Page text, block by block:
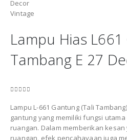
Lampu Hias
Tambang E 27
Lampu L-661 Gantung (Tali
gantung yang memiliki fungsi
ruangan. Dalam memberikan
ruangan, efek pencahayaan juga